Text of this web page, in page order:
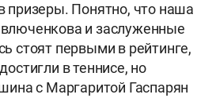
призеры. Понятно, что наша
и заслуженные
стоят первыми в рейтинге,
в теннисе, но
с Маргаритой Гаспарян